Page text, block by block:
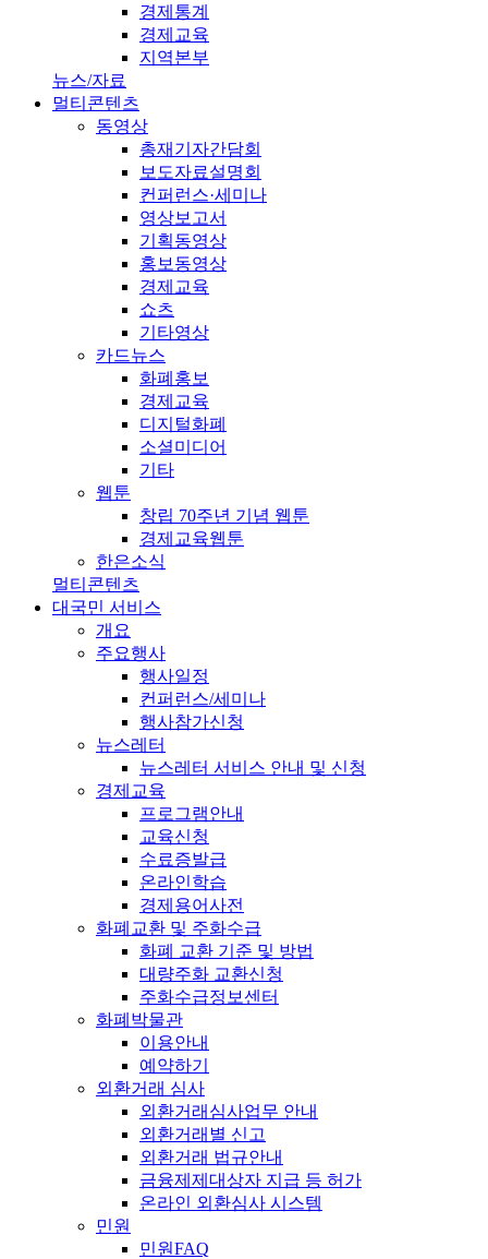
경제통계
경제교육
지역본부
뉴스/자료
멀티콘텐츠
동영상
총재기자간담회
보도자료설명회
컨퍼런스·세미나
영상보고서
기획동영상
홍보동영상
경제교육
쇼츠
기타영상
카드뉴스
화폐홍보
경제교육
디지털화폐
소셜미디어
기타
웹툰
창립 70주년 기념 웹툰
경제교육웹툰
한은소식
멀티콘텐츠
대국민 서비스
개요
주요행사
행사일정
컨퍼런스/세미나
행사참가신청
뉴스레터
뉴스레터 서비스 안내 및 신청
경제교육
프로그램안내
교육신청
수료증발급
온라인학습
경제용어사전
화폐교환 및 주화수급
화폐 교환 기준 및 방법
대량주화 교환신청
주화수급정보센터
화폐박물관
이용안내
예약하기
외환거래 심사
외환거래심사업무 안내
외환거래별 신고
외환거래 법규안내
금융제제대상자 지급 등 허가
온라인 외환심사 시스템
민원
민원FAQ